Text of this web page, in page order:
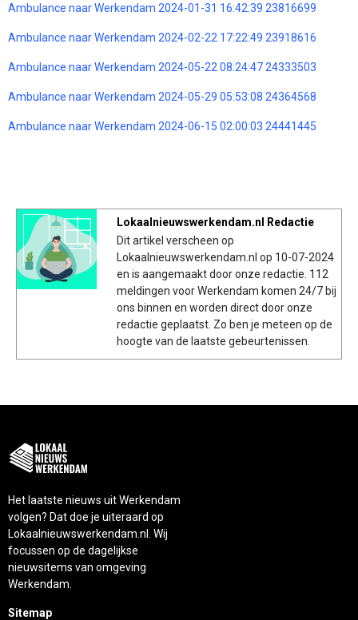
Ambulance naar Werkendam 2024-01-31 16:42:39 23816699
Ambulance naar Werkendam 2024-02-22 17:22:49 23918616
Ambulance naar Werkendam 2024-05-22 08:24:47 24333503
Ambulance naar Werkendam 2024-05-29 05:53:08 24364568
Ambulance naar Werkendam 2024-06-15 02:00:03 24441445
Lokaalnieuwswerkendam.nl Redactie
Dit artikel verscheen op
Lokaalnieuwswerkendam.nl op 10-07-2024
en is aangemaakt door onze redactie. 112
meldingen voor Werkendam komen 24/7 bij
ons binnen en worden direct door onze
redactie geplaatst. Zo ben je meteen op de
hoogte van de laatste gebeurtenissen.
Het laatste nieuws uit Werkendam
volgen? Dat doe je uiteraard op
Lokaalnieuwswerkendam.nl. Wij
focussen op de dagelijkse
nieuwsitems van omgeving
Werkendam.
Sitemap